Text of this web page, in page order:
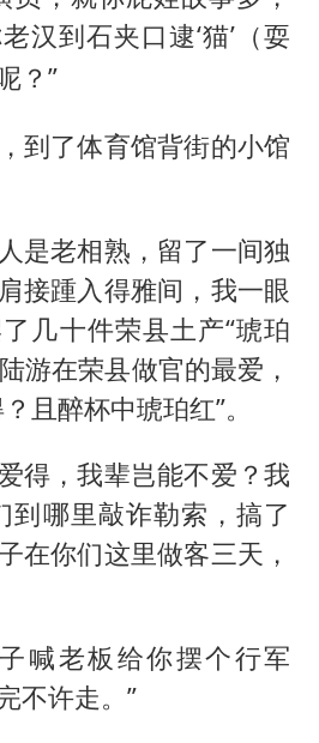
汉到石夹口逮‘猫’（耍
？”
到了体育馆背街的小馆
是老相熟，留了一间独
接踵入得雅间，我一眼
几十件荣县土产“琥珀
游在荣县做官的最爱，
且醉杯中琥珀红”。
得，我辈岂能不爱？我
到哪里敲诈勒索，搞了
在你们这里做客三天，
喊老板给你摆个行军
不许走。”